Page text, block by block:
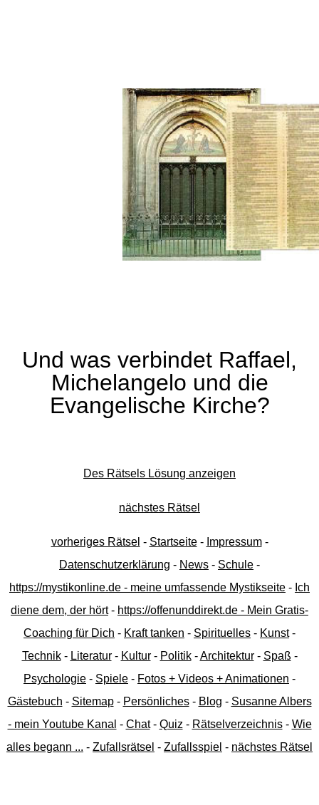
Und was verbindet Raffael,
Michelangelo und die
Evangelische Kirche?
Des Rätsels Lösung anzeigen
nächstes Rätsel
vorheriges Rätsel - Startseite- Impressum-
Datenschutzerklärung - News - Schule -
https://mystikonline.de - meine umfassende Mystikseite - Ich
diene dem, der hört- https://offenunddirekt.de - Mein Gratis-
Coaching für Dich - Kraft tanken - Spirituelles - Kunst-
Technik- Literatur- Kultur- Politik-Architektur- Spaß -
Psychologie - Spiele - Fotos + Videos + Animationen -
Gästebuch - Sitemap- Persönliches- Blog - Susanne Albers
- mein Youtube Kanal - Chat- Quiz - Rätselverzeichnis- Wie
alles begann ... - Zufallsrätsel - Zufallsspiel - nächstes Rätsel